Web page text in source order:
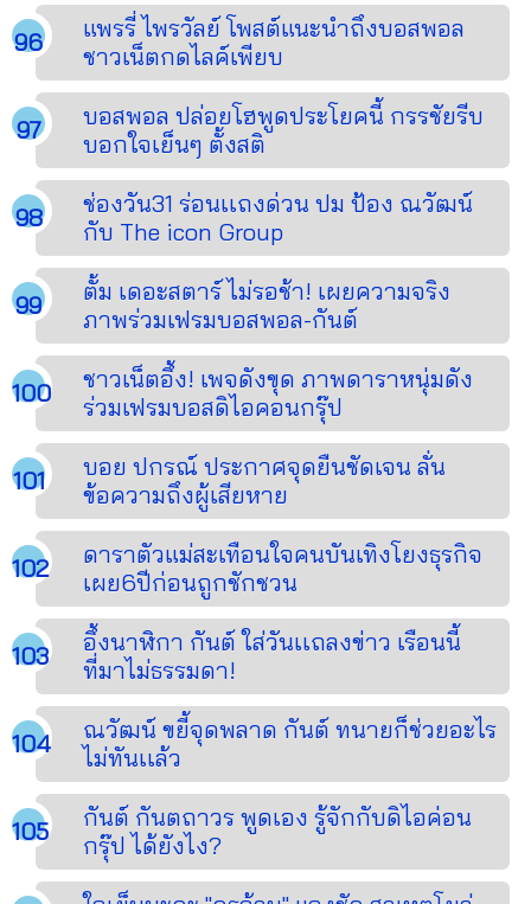
แพรรี่ ไพรวัลย์ โพสต์แนะนำถึงบอสพอล
ชาวเน็ตกดไลค์เพียบ
บอสพอล ปล่อยโฮพูดประโยคนี้ กรรชัยรีบ
บอกใจเย็นๆ ตั้งสติ
ช่องวัน31 ร่อนเเถงด่วน ปม ป้อง ณวัฒน์
กับ The icon Group
ตั้ม เดอะสตาร์ ไม่รอช้า! เผยความจริง
ภาพร่วมเฟรมบอสพอล-กันต์
ชาวเน็ตอึ้ง! เพจดังขุด ภาพดาราหนุ่มดัง
ร่วมเฟรมบอสดิไอคอนกรุ๊ป
บอย ปกรณ์ ประกาศจุดยืนชัดเจน ลั่น
ข้อความถึงผู้เสียหาย
ดาราตัวแม่สะเทือนใจคนบันเทิงโยงธุรกิจ
เผย6ปีก่อนถูกชักชวน
อึ้งนาฬิกา กันต์ ใส่วันเเถลงข่าว เรือนนี้
ที่มาไม่ธรรมดา!
ณวัฒน์ ขยี้จุดพลาด กันต์ ทนายก็ช่วยอะไร
ไม่ทันเเล้ว
กันต์ กันตถาวร พูดเอง รู้จักกับดิไอค่อน
กรุ๊ป ได้ยังไง?